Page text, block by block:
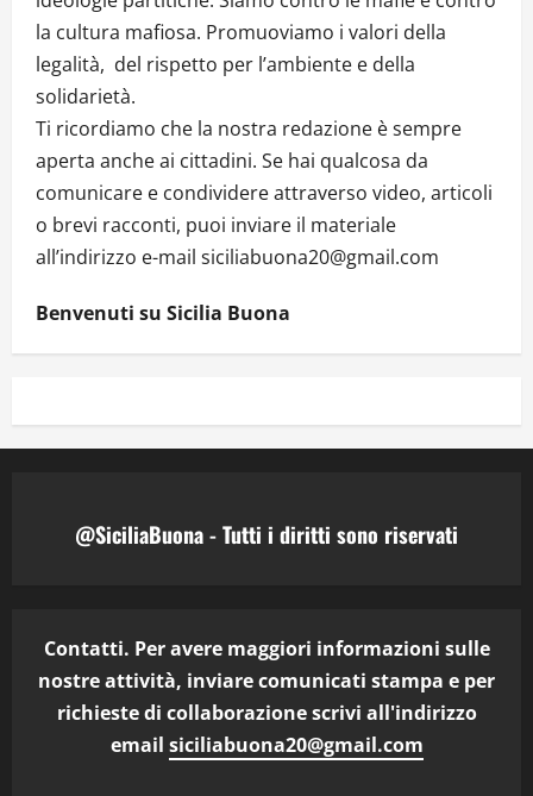
la cultura mafiosa. Promuoviamo i valori della
legalità, del rispetto per l’ambiente e della
solidarietà.
Ti ricordiamo che la nostra redazione è sempre
aperta anche ai cittadini. Se hai qualcosa da
comunicare e condividere attraverso video, articoli
o brevi racconti, puoi inviare il materiale
all’indirizzo e-mail siciliabuona20@gmail.com
Benvenuti su Sicilia Buona
@SiciliaBuona - Tutti i diritti sono riservati
Contatti. Per avere maggiori informazioni sulle
nostre attività, inviare comunicati stampa e per
richieste di collaborazione scrivi all'indirizzo
email siciliabuona20@gmail.com